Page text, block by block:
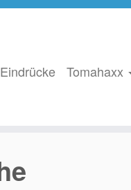
Eindrücke Tomahaxx